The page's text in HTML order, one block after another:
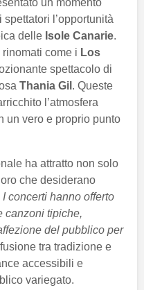
un momento
l’opportunità
delle Isole Canarie.
come i Los
spettacolo di
Thania Gil . Queste
l’atmosfera
un vero e proprio punto
ha attratto non solo
che desiderano
I concerti hanno offerto
canzoni tipiche,
del pubblico per
tra tradizione e
accessibili e
variegato.